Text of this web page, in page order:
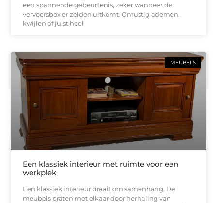
een spannende gebeurtenis, zeker wanneer de
vervoersbox er zelden uitkomt. Onrustig ademen,
kwijlen of juist heel
MEUBELS
Een klassiek interieur met ruimte voor een
werkplek
Een klassiek interieur draait om samenhang. De
meubels praten met elkaar door herhaling van